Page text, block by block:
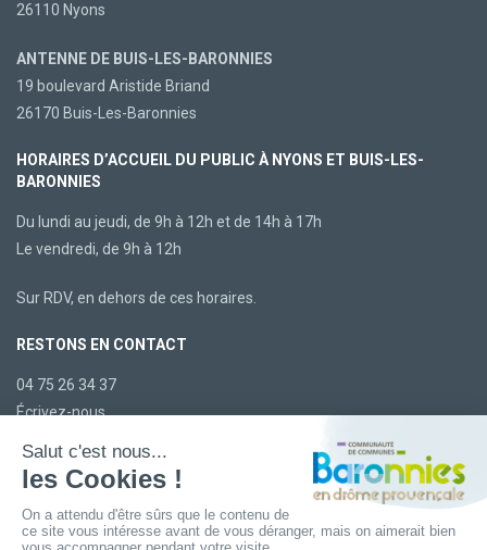
26110 Nyons
ANTENNE DE BUIS-LES-BARONNIES
19 boulevard Aristide Briand
26170 Buis-Les-Baronnies
HORAIRES D’ACCUEIL DU PUBLIC À NYONS ET BUIS-LES-
BARONNIES
Du lundi au jeudi, de 9h à 12h et de 14h à 17h
Le vendredi, de 9h à 12h
Sur RDV, en dehors de ces horaires.
RESTONS EN CONTACT
04 75 26 34 37
Écrivez-nous
LA CCBDP